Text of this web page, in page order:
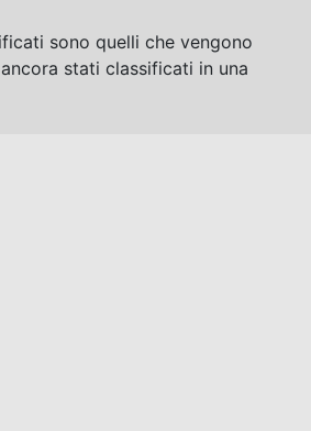
sono quelli che vengono
stati classificati in una